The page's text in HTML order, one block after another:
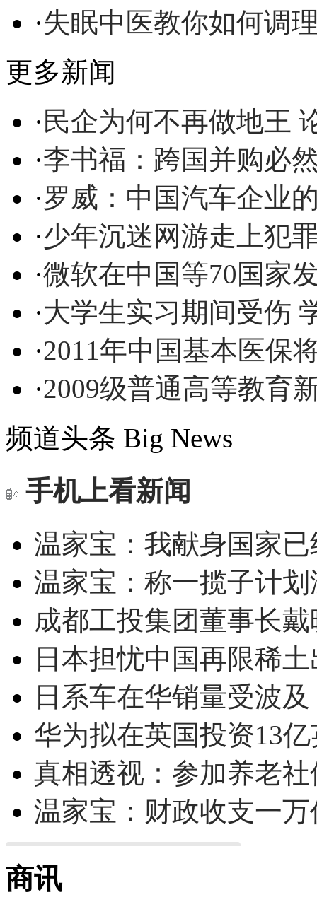
·失眠中医教你如何调
更多新闻
· 民企为何不再做地王
·李书福：跨国并购必
·罗威：中国汽车企业
·少年沉迷网游走上犯
·微软在中国等70国家
·大学生实习期间受伤
·2011年中国基本医保
·2009级普通高等教育
频道头条 Big News
手机上看新闻
温家宝：我献身国家
温家宝：称一揽子计
成都工投集团董事长
日本担忧中国再限稀
日系车在华销量受波
华为拟在英国投资13
真相透视：参加养老
温家宝：财政收支一
商讯